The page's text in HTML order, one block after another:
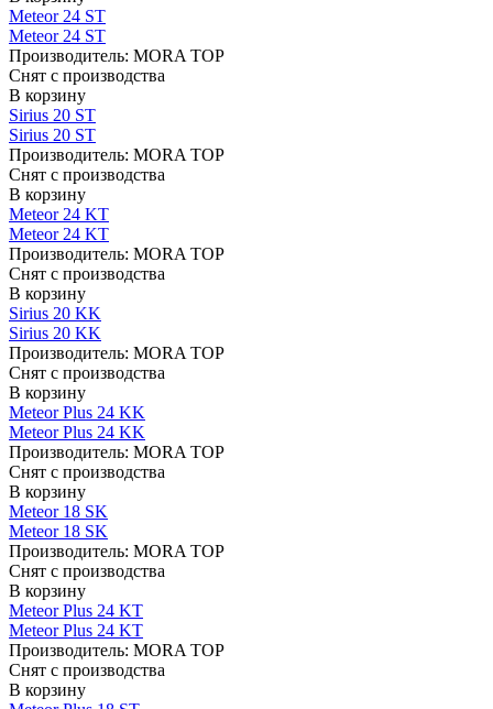
Meteor 24 ST
Meteor 24 ST
Производитель: MORA TOP
Снят с производства
В корзину
Sirius 20 ST
Sirius 20 ST
Производитель: MORA TOP
Снят с производства
В корзину
Meteor 24 KT
Meteor 24 KT
Производитель: MORA TOP
Снят с производства
В корзину
Sirius 20 KK
Sirius 20 KK
Производитель: MORA TOP
Снят с производства
В корзину
Meteor Plus 24 KK
Meteor Plus 24 KK
Производитель: MORA TOP
Снят с производства
В корзину
Meteor 18 SK
Meteor 18 SK
Производитель: MORA TOP
Снят с производства
В корзину
Meteor Plus 24 KT
Meteor Plus 24 KT
Производитель: MORA TOP
Снят с производства
В корзину